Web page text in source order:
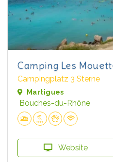
Camping Les
Campingplatz 3 Sterne
Martigues
Bouches-du-Rhône
Website